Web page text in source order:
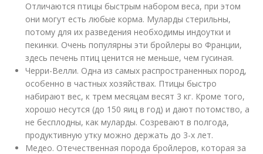
Отличаются птицы быстрым набором веса, при этом
они могут есть любые корма. Муларды стерильны,
потому для их разведения необходимы индоутки и
пекинки. Очень популярны эти бройлеры во Франции,
здесь печень птиц ценится не меньше, чем гусиная.
Черри-Велли. Одна из самых распространенных пород,
особенно в частных хозяйствах. Птицы быстро
набирают вес, к трем месяцам весят 3 кг. Кроме того,
хорошо несутся (до 150 яиц в год) и дают потомство, а
не бесплодны, как муларды. Созревают в полгода,
продуктивную утку можно держать до 3-х лет.
Медео. Отечественная порода бройлеров, которая за